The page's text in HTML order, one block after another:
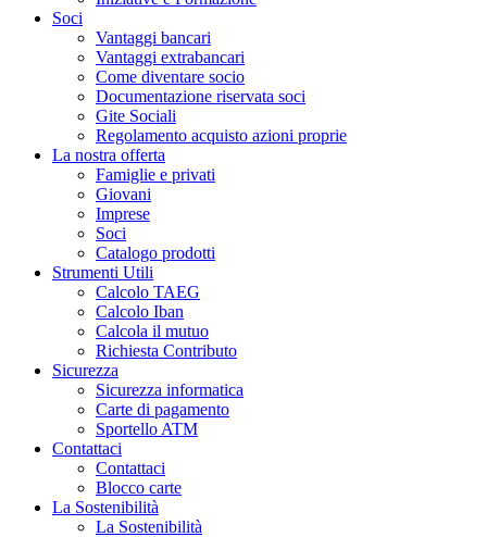
Soci
Vantaggi bancari
Vantaggi extrabancari
Come diventare socio
Documentazione riservata soci
Gite Sociali
Regolamento acquisto azioni proprie
La nostra offerta
Famiglie e privati
Giovani
Imprese
Soci
Catalogo prodotti
Strumenti Utili
Calcolo TAEG
Calcolo Iban
Calcola il mutuo
Richiesta Contributo
Sicurezza
Sicurezza informatica
Carte di pagamento
Sportello ATM
Contattaci
Contattaci
Blocco carte
La Sostenibilità
La Sostenibilità